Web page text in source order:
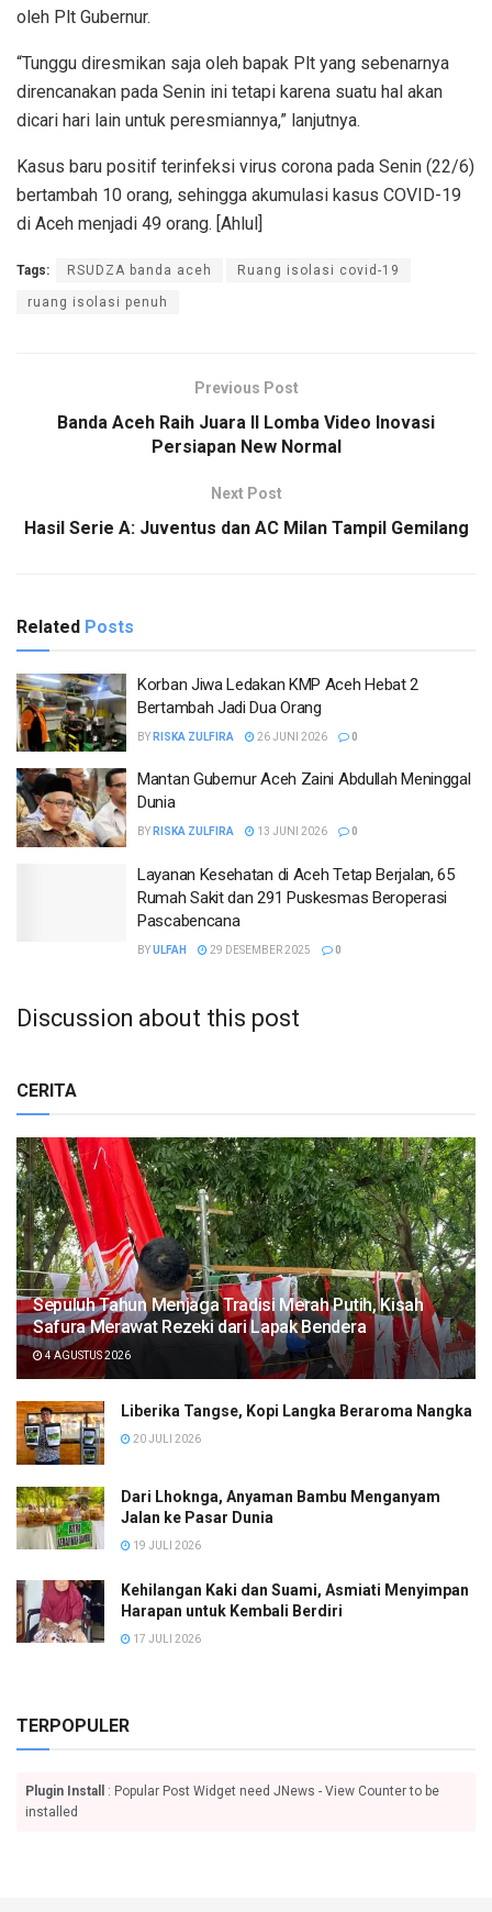
oleh Plt Gubernur.
“Tunggu diresmikan saja oleh bapak Plt yang sebenarnya
direncanakan pada Senin ini tetapi karena suatu hal akan
dicari hari lain untuk peresmiannya,” lanjutnya.
Kasus baru positif terinfeksi virus corona pada Senin (22/6)
bertambah 10 orang, sehingga akumulasi kasus COVID-19
di Aceh menjadi 49 orang. [Ahlul]
Tags: RSUDZA banda aceh Ruang isolasi covid-19
ruang isolasi penuh
Previous Post
Banda Aceh Raih Juara II Lomba Video Inovasi
Persiapan New Normal
Next Post
Hasil Serie A: Juventus dan AC Milan Tampil Gemilang
Related Posts
Korban Jiwa Ledakan KMP Aceh Hebat 2
Bertambah Jadi Dua Orang
BY RISKA ZULFIRA 26 JUNI 2026 0
Mantan Gubernur Aceh Zaini Abdullah Meninggal
Dunia
BY RISKA ZULFIRA 13 JUNI 2026 0
Layanan Kesehatan di Aceh Tetap Berjalan, 65
Rumah Sakit dan 291 Puskesmas Beroperasi
Pascabencana
BYULFAH 29 DESEMBER 2025 0
Discussion about this post
CERITA
Sepuluh Tahun Menjaga Tradisi Merah Putih, Kisah
Safura Merawat Rezeki dari Lapak Bendera
4 AGUSTUS 2026
Liberika Tangse, Kopi Langka Beraroma Nangka
20 JULI 2026
Dari Lhoknga, Anyaman Bambu Menganyam
Jalan ke Pasar Dunia
19 JULI 2026
Kehilangan Kaki dan Suami, Asmiati Menyimpan
Harapan untuk Kembali Berdiri
17 JULI 2026
TERPOPULER
Plugin Install
: Popular Post Widget need JNews - View Counter to be
installed